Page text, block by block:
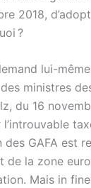
2018,
?
lui-
ministres
du 16
GAFA est
de la zone
Mais in